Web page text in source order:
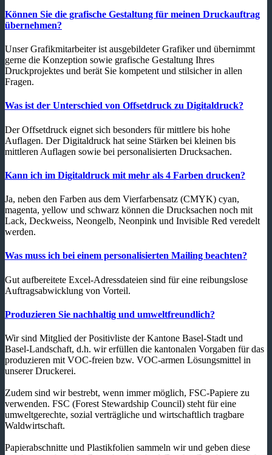
Können Sie die grafische Gestaltung für meinen Druckauftrag
übernehmen?
Unser Grafikmitarbeiter ist ausgebildeter Grafiker und übernimmt
gerne die Konzeption sowie grafische Gestaltung Ihres
Druckprojektes und berät Sie kompetent und stilsicher in allen
Fragen.
Was ist der Unterschied von Offsetdruck zu Digitaldruck?
Der Offsetdruck eignet sich besonders für mittlere bis hohe
Auflagen. Der Digitaldruck hat seine Stärken bei kleinen bis
mittleren Auflagen sowie bei personalisierten Drucksachen.
Kann ich im Digitaldruck mit mehr als 4 Farben drucken?
Ja, neben den Farben aus dem Vierfarbensatz (CMYK) cyan,
magenta, yellow und schwarz können die Drucksachen noch mit
Lack, Deckweiss, Neongelb, Neonpink und Invisible Red veredelt
werden.
Was muss ich bei einem personalisierten Mailing beachten?
Gut aufbereitete Excel-Adressdateien sind für eine reibungslose
Auftragsabwicklung von Vorteil.
Produzieren Sie nachhaltig und umweltfreundlich?
Wir sind Mitglied der Positivliste der Kantone Basel-Stadt und
Basel-Landschaft, d.h. wir erfüllen die kantonalen Vorgaben für das
produzieren mit VOC-freien bzw. VOC-armen Lösungsmittel in
unserer Druckerei.
Zudem sind wir bestrebt, wenn immer möglich, FSC-Papiere zu
verwenden. FSC (Forest Stewardship Council) steht für eine
umweltgerechte, sozial verträgliche und wirtschaftlich tragbare
Waldwirtschaft.
Papierabschnitte und Plastikfolien sammeln wir und geben diese